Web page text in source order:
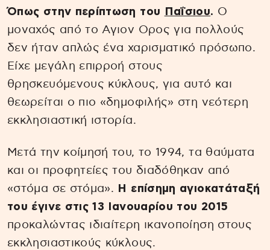
Όπως στην περίπτωση του Παΐσιου. Ο
μοναχός από το Αγιον Ορος για πολλούς
δεν ήταν απλώς ένα χαρισματικό πρόσωπο.
Είχε μεγάλη επιρροή στους
θρησκευόμενους κύκλους, για αυτό και
θεωρείται ο πιο «δημοφιλής» στη νεότερη
εκκλησιαστική ιστορία.
Μετά την κοίμησή του, το 1994, τα θαύματα
και οι προφητείες του διαδόθηκαν από
«στόμα σε στόμα». Η επίσημη αγιοκατάταξή
του έγινε στις 13 Ιανουαρίου του 2015
προκαλώντας ιδιαίτερη ικανοποίηση στους
εκκλησιαστικούς κύκλους.